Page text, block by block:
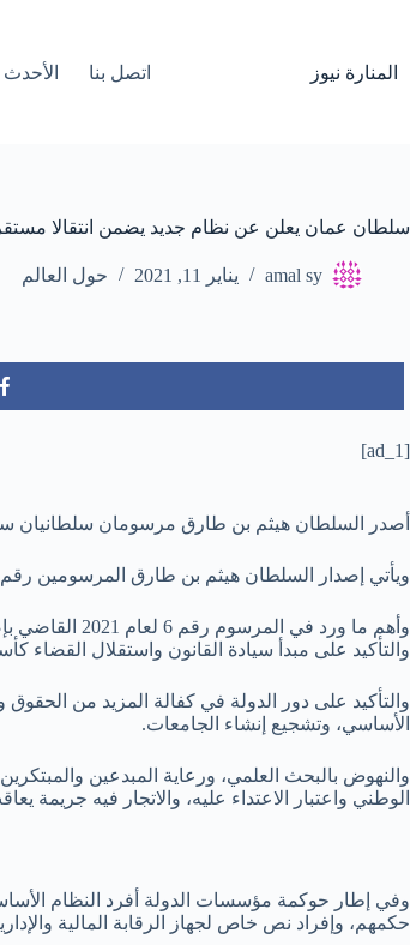
المنارة نيوز اتصل بنا الأحدث
سلطان عمان يعلن عن نظام جديد يضمن انتقالا
amal sy يناير 11, 2021 حول العالم
[ad_1]
أصدر السلطان هيثم بن طارق مرسومان سلطانيان
ويأتي إصدار السلطان هيثم بن طارق المرسومين رقم 6 ورقم 7 لعام 2021 تلبية لمتطلبات السلطنة في المرحلة القادمة، وانسجاما مع رؤية عمان 2040.
وأهم ما
والتأكيد على مبدأ سيادة القانون واستقلال القضاء
والتأكيد على دور الدولة في كفالة المزيد من الحقوق
الأساسي، وتشجيع إنشاء الجامعات.
والنهوض بالبحث العلمي، ورعاية المبدعين
الوطني واعتبار الاعتداء عليه، والاتجار فيه جريمة
وفي إطار حوكمة مؤسسات الدولة أفرد النظام
حكمهم، وإفراد نص خاص لجهاز الرقابة المالية